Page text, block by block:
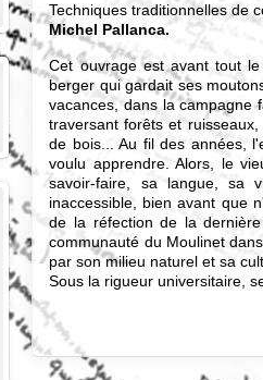
Techniques traditionnelles de
Michel Pallanca.
Cet ouvrage est avant tout
berger qui gardait ses
vacances, dans la campagne
traversant forêts et
de bois... Au fil des années,
voulu apprendre. Alors, le
savoir-faire, sa langue, sa
inaccessible, bien avant que
de la réfection de la
communauté du Moulinet
par son milieu naturel et sa
Sous la rigueur universitaire,